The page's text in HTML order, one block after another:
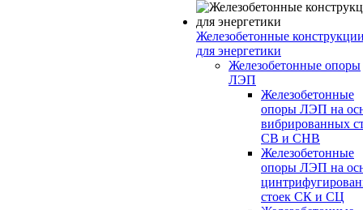
Железобетонные
для энергетики
Железобетонные опоры
ЛЭП
Железобетонные
опоры ЛЭП на
вибрированных
СВ и СНВ
Железобетонные
опоры ЛЭП на
стоек СК и СЦ